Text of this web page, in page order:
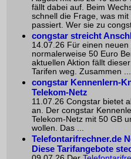
fällt dabei auf. Beim
schnell die Frage, was
passiert. Wer sie zu
congstar streicht
14.07.26 Für einen
normalerweise 50 Euro
aktuellen Aktion fällt
Tarifen weg. Zusammen ...
congstar Kennenlern-
Telekom-Netz
11.07.26 Congstar bietet
an. Der congstar
Telekom-Netz mit 50 GB
wollen. Das ...
Telefontarifrechner.de
Diese Tarifangebote